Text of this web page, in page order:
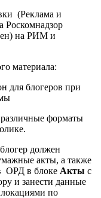
(Реклама и
Роскомнадзор
на РИМ и
материала:
форматы
должен
акты, а также
в ОРД в блоке Акты с
и занести данные
по